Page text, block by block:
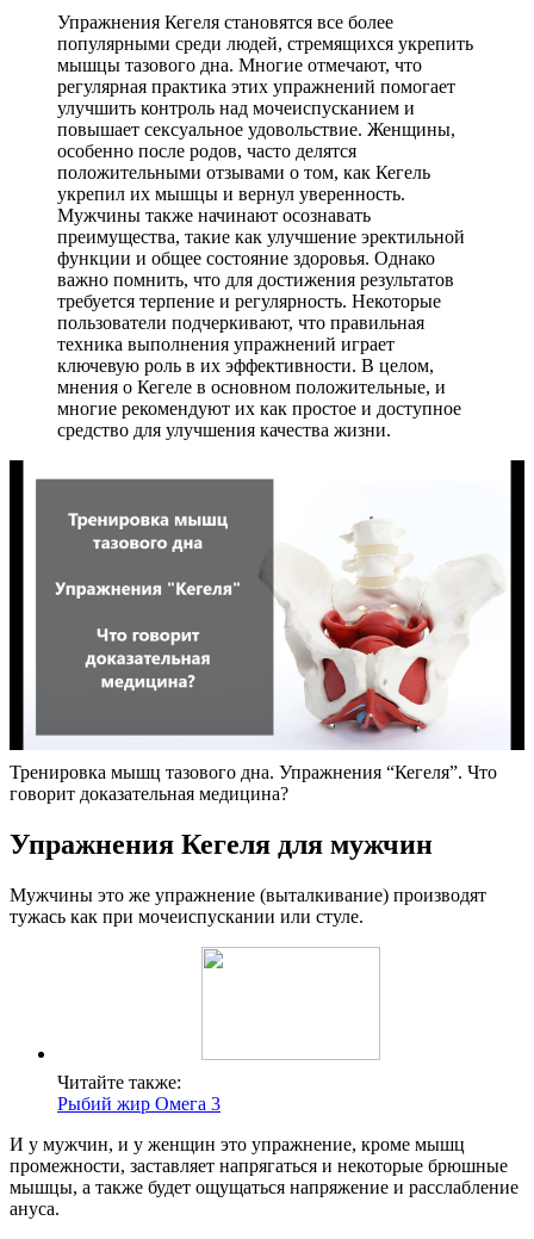
Упражнения Кегеля становятся все более
популярными среди людей, стремящихся укрепить
мышцы тазового дна. Многие отмечают, что
регулярная практика этих упражнений помогает
улучшить контроль над мочеиспусканием и
повышает сексуальное удовольствие. Женщины,
особенно после родов, часто делятся
положительными отзывами о том, как Кегель
укрепил их мышцы и вернул уверенность.
Мужчины также начинают осознавать
преимущества, такие как улучшение эректильной
функции и общее состояние здоровья. Однако
важно помнить, что для достижения результатов
требуется терпение и регулярность. Некоторые
пользователи подчеркивают, что правильная
техника выполнения упражнений играет
ключевую роль в их эффективности. В целом,
мнения о Кегеле в основном положительные, и
многие рекомендуют их как простое и доступное
средство для улучшения качества жизни.
Тренировка мышц тазового дна. Упражнения “Кегеля”. Что
говорит доказательная медицина?
Упражнения Кегеля для мужчин
Мужчины это же упражнение (выталкивание) производят
тужась как при мочеиспускании или стуле.
Читайте также:
Рыбий жир Омега 3
И у мужчин, и у женщин это упражнение, кроме мышц
промежности, заставляет напрягаться и некоторые брюшные
мышцы, а также будет ощущаться напряжение и расслабление
ануса.